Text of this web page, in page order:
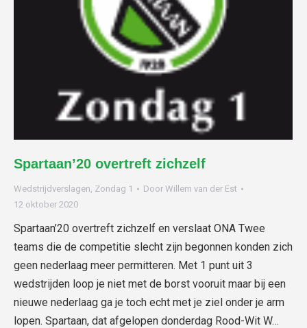
Spartaan’20 overtreft zichzelf
Wedstrijdverslagen, Zondag 1 Door Willem van der Est
12 oktober 2020
Spartaan’20 overtreft zichzelf en verslaat ONA Twee
teams die de competitie slecht zijn begonnen konden zich
geen nederlaag meer permitteren. Met 1 punt uit 3
wedstrijden loop je niet met de borst vooruit maar bij een
nieuwe nederlaag ga je toch echt met je ziel onder je arm
lopen. Spartaan, dat afgelopen donderdag Rood-Wit W…